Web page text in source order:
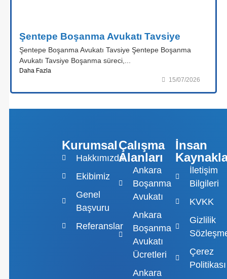
Şentepe Boşanma Avukatı Tavsiye
Şentepe Boşanma Avukatı Tavsiye Şentepe Boşanma
Avukatı Tavsiye Boşanma süreci,...
Daha Fazla
15/07/2026
Kurumsal
Hakkımızda
Ekibimiz
Genel
Başvuru
Referanslar
Çalışma
Alanları
Ankara
Boşanma
Avukatı
Ankara
Boşanma
Avukatı
Ücretleri
Ankara
İnsan
İletişim
Bilgileri
KVKK
Gizlilik
Çerez
Politikası